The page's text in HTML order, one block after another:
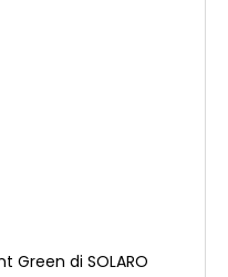
Green di SOLARO